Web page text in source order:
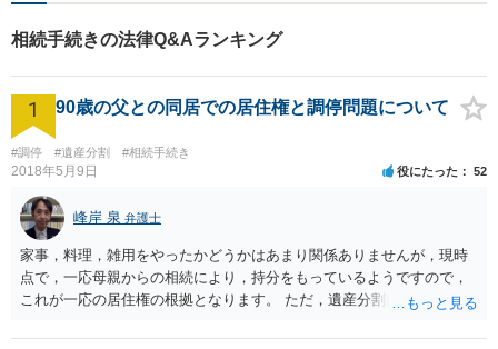
相続手続きの法律Q&Aランキング
1 90歳の父との同居での居住権と調停問題について
#調停 #遺産分割 #相続手続き
2018年5月9日 役にたった 52
峰岸 泉 弁護士
家事，料理，雑用をやったかどうかはあまり関係ありませんが，現時
点で，一応母親からの相続により，持分をもっているようですので，
これが一応の居住権の根拠となります。 ただ，遺産分割により，母の